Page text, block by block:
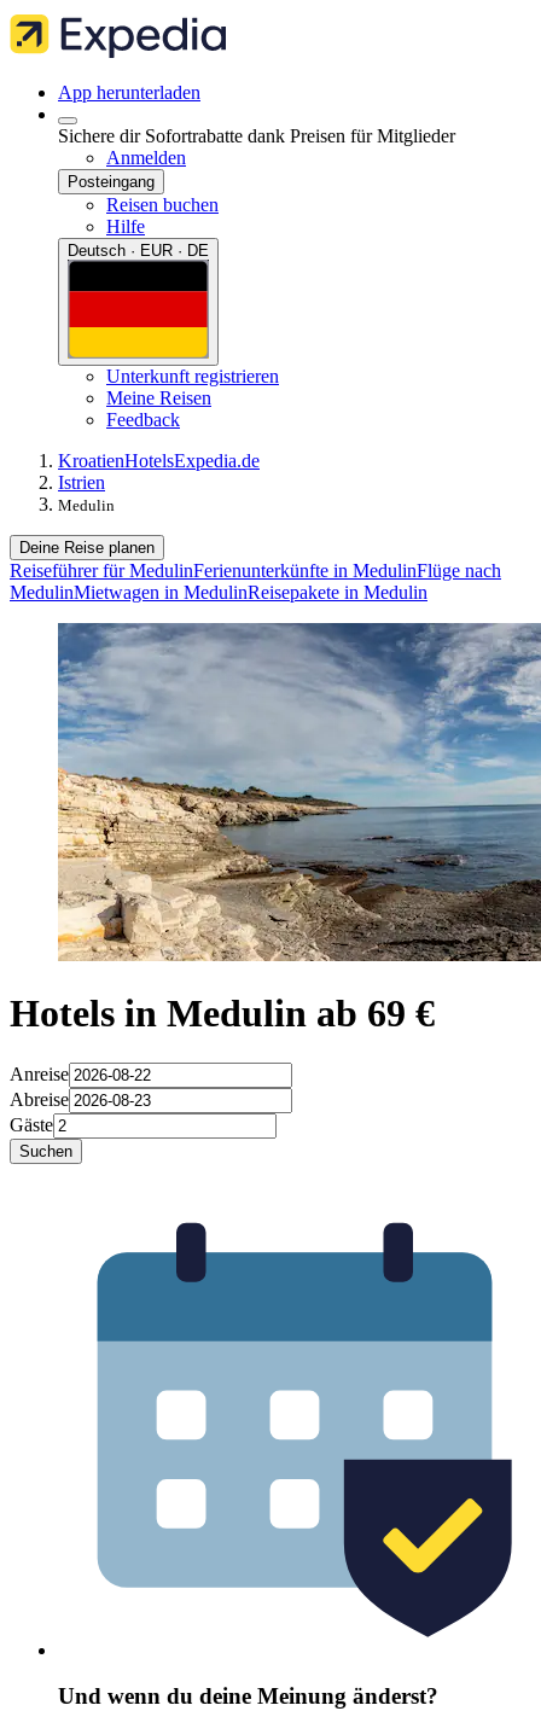
App herunterladen
Sichere dir Sofortrabatte dank Preisen für Mitglieder
Anmelden
Posteingang
Reisen buchen
Hilfe
Deutsch · EUR · DE
Unterkunft registrieren
Meine Reisen
Feedback
KroatienHotelsExpedia.de
Istrien
Medulin
Deine Reise planen
Reiseführer für MedulinFerienunterkünfte in MedulinFlüge nach
MedulinMietwagen in MedulinReisepakete in Medulin
Hotels in Medulin ab 69 €
Anreise
Abreise
Gäste
Suchen
Und wenn du deine Meinung änderst?